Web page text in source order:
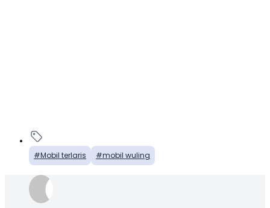
Mobil terlaris mobil wuling